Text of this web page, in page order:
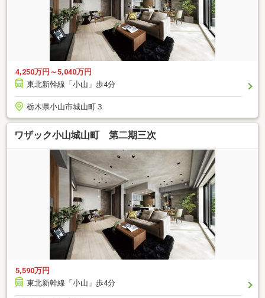
4,250万円～5,040万円
東北新幹線「小山」歩4分
栃木県小山市城山町３
ワザック小山城山町 第二期三次
5,590万円
東北新幹線「小山」歩4分